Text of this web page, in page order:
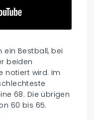
Bestball, bei
beiden
notiert wird. Im
68. Die übrigen
60 bis 65.